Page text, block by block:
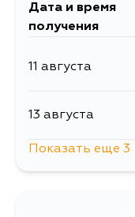
Дата и время
получения
11 августа
13 августа
Показать еще 3